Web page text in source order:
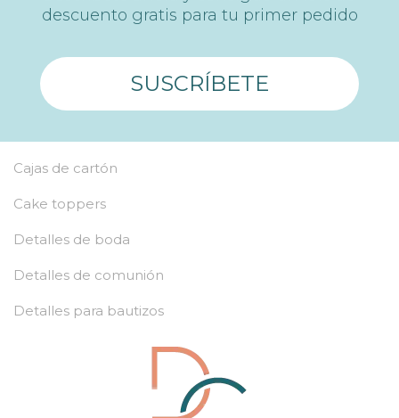
descuento gratis para tu primer pedido
SUSCRÍBETE
Cajas de cartón
Cake toppers
Detalles de boda
Detalles de comunión
Detalles para bautizos